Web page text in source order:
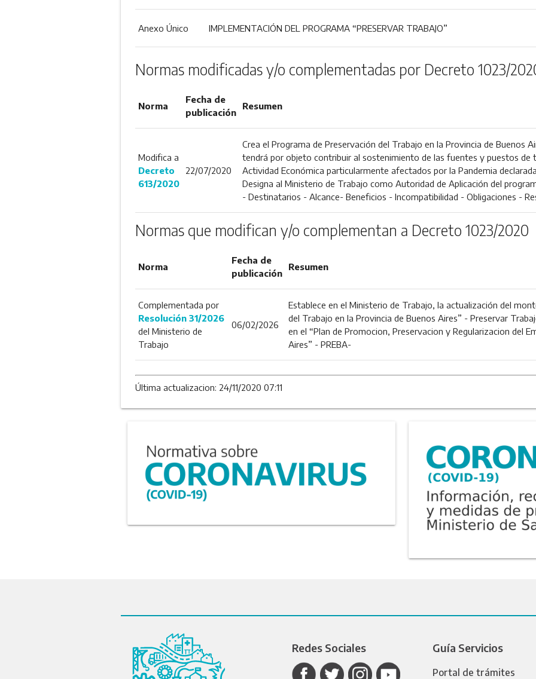
Anexo Único IMPLEMENTACIÓN DEL PROGRAMA “PRESERVAR TRABAJO”
Normas modificadas y/o complementadas por Decreto 1023/
Norma
Fecha de
publicación
Resumen
Modifica a
Decreto
613/2020
22/07/2020
Crea el Programa de Preservación del Trabajo en la Provincia de Buenos
tendrá por objeto contribuir al sostenimiento de las fuentes y puestos de
Actividad Económica particularmente afectados por la Pandemia
Designa al Ministerio de Trabajo como Autoridad de Aplicación del
- Destinatarios - Alcance- Beneficios - Incompatibilidad - Obligaciones -
Normas que modifican y/o complementan a Decreto 1023/2020
Norma
Fecha de
publicación
Resumen
Complementada por
Resolución 31/2026
del Ministerio de
Trabajo
06/02/2026
Establece en el Ministerio de Trabajo, la actualización del
del Trabajo en la Provincia de Buenos Aires” - Preservar
en el “Plan de Promocion, Preservacion y Regularizacion del
Aires” - PREBA-
Última actualizacion: 24/11/2020 07:11
Redes Sociales Guía Servicios
Portal de trámites